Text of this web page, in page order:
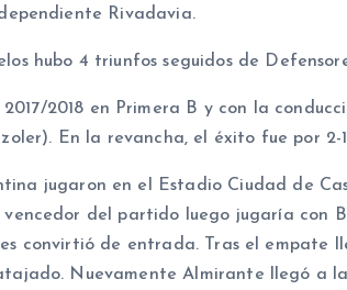
Rivadavia.
hubo 4 triunfos seguidos de
2017/2018 en Primera B y con la
En la revancha, el éxito fue por 2-
jugaron en el Estadio Ciudad de
del partido luego jugaría con
convirtió de entrada. Tras el empate
Nuevamente Almirante llegó a